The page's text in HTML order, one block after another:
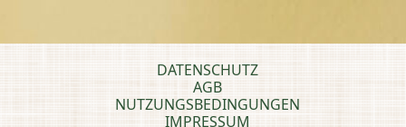
DATENSCHUTZ
AGB
NUTZUNGSBEDINGUNGEN
IMPRESSUM